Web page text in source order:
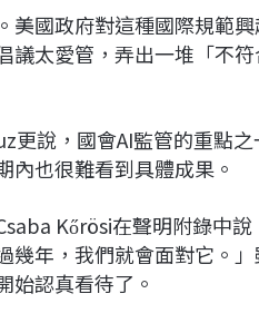
美國政府對這種國際規範
議太愛管，弄出一堆「不
更說，國會AI監管的重點
內也很難看到具體成果。
Kőrösi在聲明附錄中
幾年，我們就會面對它。
始認真看待了。